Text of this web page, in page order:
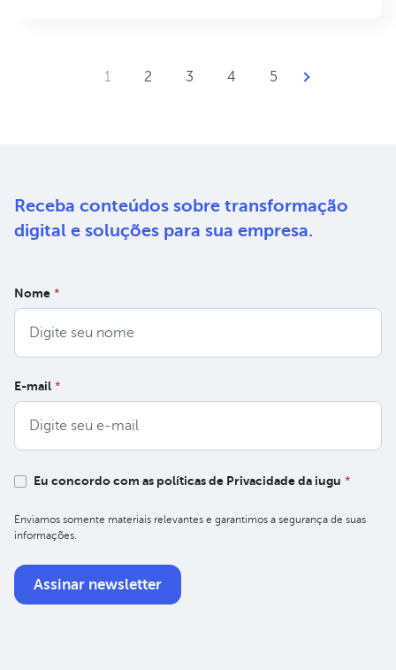
1 2 3 4 5
Receba conteúdos sobre transformação
digital e soluções para sua empresa.
Nome *
E-mail *
Eu concordo com as políticas de Privacidade da iugu *
Enviamos somente materiais relevantes e garantimos a segurança de suas
informações.